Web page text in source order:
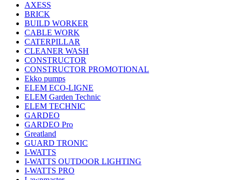
AXESS
BRICK
BUILD WORKER
CABLE WORK
CATERPILLAR
CLEANER WASH
CONSTRUCTOR
CONSTRUCTOR PROMOTIONAL
Ekko pumps
ELEM ECO-LIGNE
ELEM Garden Technic
ELEM TECHNIC
GARDEO
GARDEO Pro
Greatland
GUARD TRONIC
I-WATTS
I-WATTS OUTDOOR LIGHTING
I-WATTS PRO